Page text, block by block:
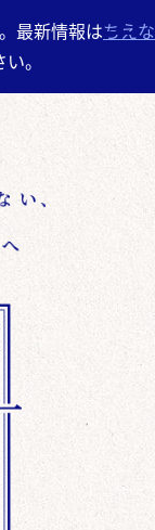
最新情報はちえな
。